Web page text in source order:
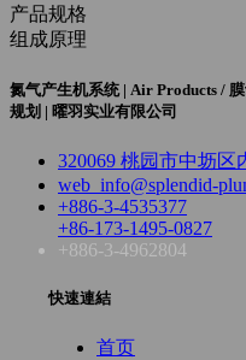
产品规格
组成原理
氮气产生机系统 | Air Products /
规划 | 曜羽实业有限公司
320069 桃园市中坜区
web_info@splendid-
+886-3-4535377
+86-173-1495-0827
+886-3-4962804
快速連結
首页